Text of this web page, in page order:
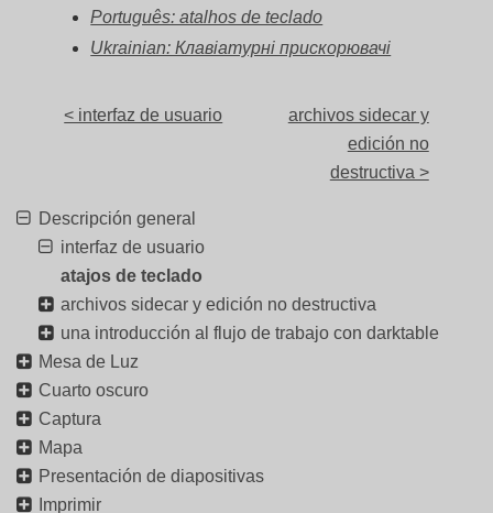
Português: atalhos de teclado
Ukrainian: Клавіатурні прискорювачі
< interfaz de usuario
archivos sidecar y
edición no
destructiva >
Descripción general
interfaz de usuario
atajos de teclado
archivos sidecar y edición no destructiva
una introducción al flujo de trabajo con darktable
Mesa de Luz
Cuarto oscuro
Captura
Mapa
Presentación de diapositivas
Imprimir